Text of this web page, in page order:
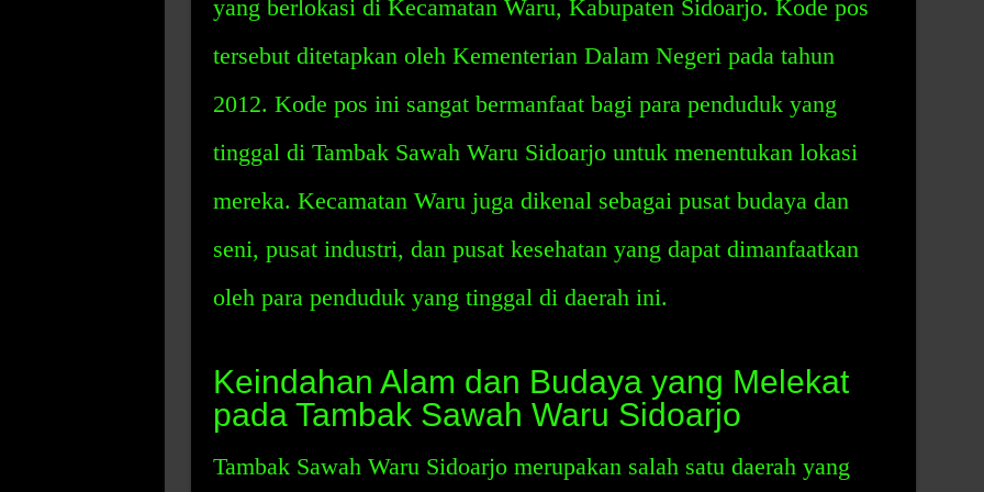
yang berlokasi di Kecamatan Waru, Kabupaten Sidoarjo. Kode pos
tersebut ditetapkan oleh Kementerian Dalam Negeri pada tahun
2012. Kode pos ini sangat bermanfaat bagi para penduduk yang
tinggal di Tambak Sawah Waru Sidoarjo untuk menentukan lokasi
mereka. Kecamatan Waru juga dikenal sebagai pusat budaya dan
seni, pusat industri, dan pusat kesehatan yang dapat dimanfaatkan
oleh para penduduk yang tinggal di daerah ini.
Keindahan Alam dan Budaya yang Melekat
pada Tambak Sawah Waru Sidoarjo
Tambak Sawah Waru Sidoarjo merupakan salah satu daerah yang